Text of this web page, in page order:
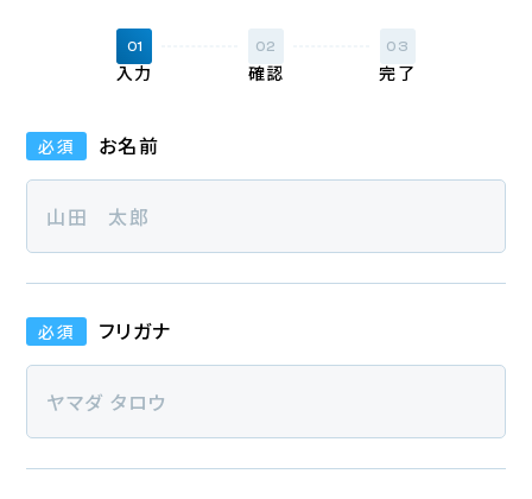
01
入力
02
確認
03
完了
必須 お名前
必須 フリガナ